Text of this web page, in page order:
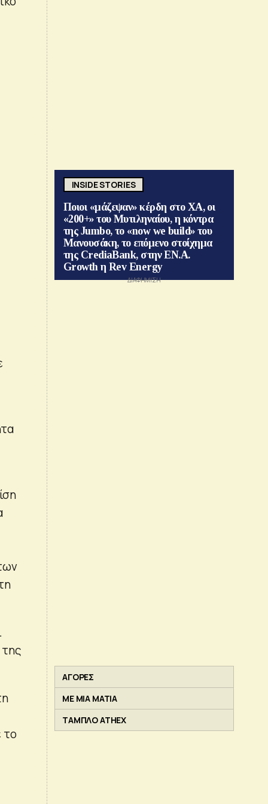
το
INSIDE STORIES
Ποιοι «μάζεψαν» κέρδη στο ΧΑ, οι
«200+» του Μυτιληναίου, η κόντρα
της Jumbo, το «now we build» του
Μανουσάκη, το επόμενο στοίχημα
της CrediaBank, στην ΕΝ.Α.
Growth η Rev Energy
ΑΓΟΡΕΣ
ΜΕ ΜΙΑ ΜΑΤΙΑ
ΤΑΜΠΛΟ ATHEX